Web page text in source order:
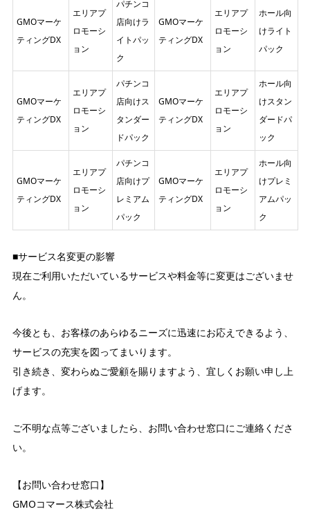
GMOマーケ
ティングDX
エリアプ
ロモーシ
ョン
パチンコ
店向けラ
イトパッ
ク
GMOマーケ
ティングDX
エリアプ
ロモーシ
ョン
ホール向
けライト
パック
GMOマーケ
ティングDX
エリアプ
ロモーシ
ョン
パチンコ
店向けス
タンダー
ドパック
GMOマーケ
ティングDX
エリアプ
ロモーシ
ョン
ホール向
けスタン
ダードパ
ック
GMOマーケ
ティングDX
エリアプ
ロモーシ
ョン
パチンコ
店向けプ
レミアム
パック
GMOマーケ
ティングDX
エリアプ
ロモーシ
ョン
ホール向
けプレミ
アムパッ
ク
■サービス名変更の影響
現在ご利用いただいているサービスや料金等に変更はございませ
ん。
今後とも、お客様のあらゆるニーズに迅速にお応えできるよう、
サービスの充実を図ってまいります。
引き続き、変わらぬご愛顧を賜りますよう、宜しくお願い申し上
げます。
ご不明な点等ございましたら、お問い合わせ窓口にご連絡くださ
い。
【お問い合わせ窓口】
GMOコマース株式会社